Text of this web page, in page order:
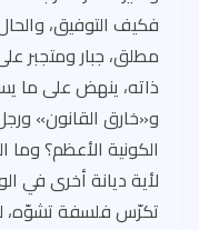
فكيف التوفيق،
مطلق، جبار ومتجبر
ذاته، ينهض على ما
و«خارق القانون»
الكونية الأعظم؟
لأية ديانة أخرى في
تكرّس فلسفة تشوّه،